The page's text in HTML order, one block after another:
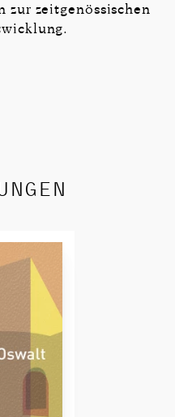
zeitgenössischen